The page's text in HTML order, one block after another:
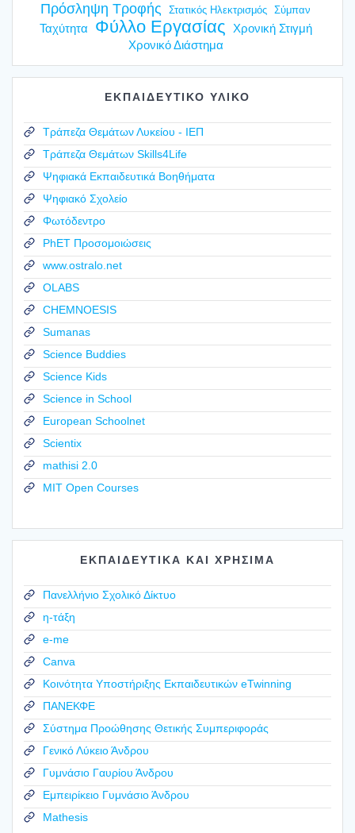
Πρόσληψη Τροφής Στατικός Ηλεκτρισμός Σύμπαν
Ταχύτητα Φύλλο Εργασίας
Χρονική Στιγμή
Χρονικό Διάστημα
ΕΚΠΑΙΔΕΥΤΙΚΟ ΥΛΙΚΟ
Τράπεζα Θεμάτων Λυκείου - ΙΕΠ
Τράπεζα Θεμάτων Skills4Life
Ψηφιακά Εκπαιδευτικά Βοηθήματα
Ψηφιακό Σχολείο
Φωτόδεντρο
PhET Προσομοιώσεις
www.ostralo.net
OLABS
CHEMNOESIS
Sumanas
Science Buddies
Science Kids
Science in School
European Schoolnet
Scientix
mathisi 2.0
MIT Open Courses
ΕΚΠΑΙΔΕΥΤΙΚΑ ΚΑΙ ΧΡΗΣΙΜΑ
Πανελλήνιο Σχολικό Δίκτυο
η-τάξη
e-me
Canva
Κοινότητα Υποστήριξης Εκπαιδευτικών eTwinning
ΠΑΝΕΚΦΕ
Σύστημα Προώθησης Θετικής Συμπεριφοράς
Γενικό Λύκειο Άνδρου
Γυμνάσιο Γαυρίου Άνδρου
Εμπειρίκειο Γυμνάσιο Άνδρου
Mathesis